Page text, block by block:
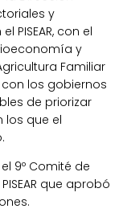
y
PISEAR, con el
y
Familiar
los gobiernos
de priorizar
los que el
9º Comité de
que aprobó